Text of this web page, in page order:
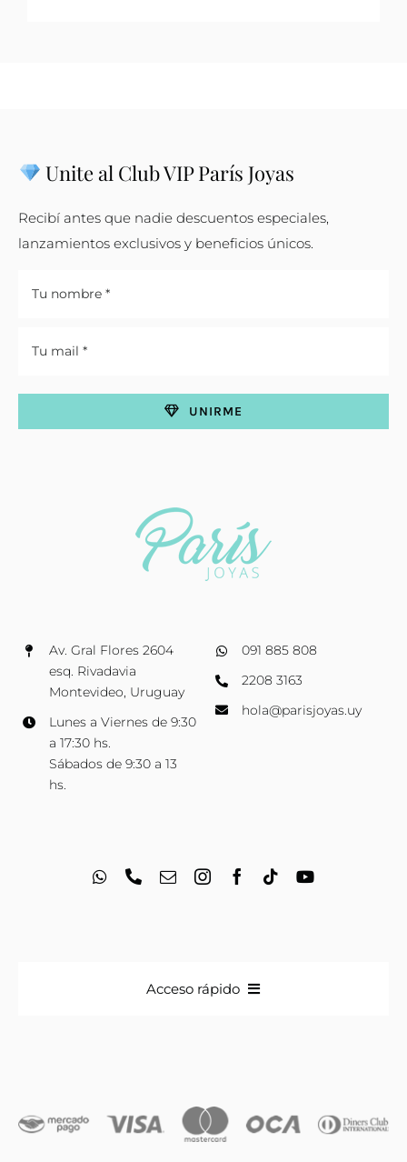
Av. Gral Flores 2604
esq. Rivadavia
Montevideo, Uruguay
Lunes a Viernes de 9:30
a 17:30 hs.
Sábados de 9:30 a 13
hs.
091 885 808
2208 3163
hola@parisjoyas.uy
Unite al Club VIP París Joyas
Recibí antes que nadie descuentos especiales,
lanzamientos exclusivos y beneficios únicos.
UNIRME
Acceso rápido
Iniciales